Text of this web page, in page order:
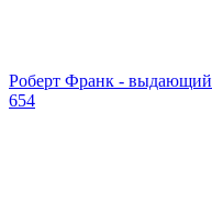
Роберт Франк -
654